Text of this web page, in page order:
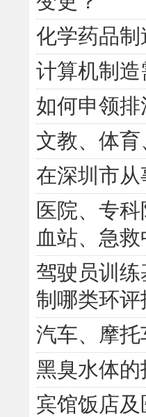
化学药品
计算机制
如何申领
文教、体
在深圳市
医院、专
血站、急
驾驶员训
制哪类环
汽车、摩
黑臭水体
宾馆饭店